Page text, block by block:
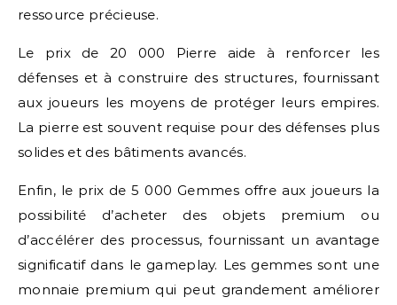
ressource précieuse.
Le prix de 20 000 Pierre aide à renforcer les
défenses et à construire des structures, fournissant
aux joueurs les moyens de protéger leurs empires.
La pierre est souvent requise pour des défenses plus
solides et des bâtiments avancés.
Enfin, le prix de 5 000 Gemmes offre aux joueurs la
possibilité d’acheter des objets premium ou
d’accélérer des processus, fournissant un avantage
significatif dans le gameplay. Les gemmes sont une
monnaie premium qui peut grandement améliorer